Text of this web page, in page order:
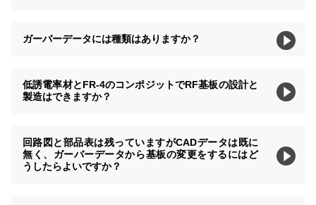
ガーバーデータには種類はありますか？
低誘電率材とFR-4のコンポジットでRF基板の設計と
製造はできますか？
回路図と部品表は残っていますがCADデータは既に
無く、ガーバーデータから基板の変更をするにはど
うしたらよいですか？